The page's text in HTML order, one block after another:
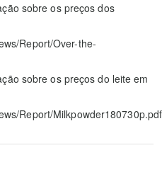
sobre os preços dos
Report/Over-the-
sobre os preços do leite em
Report/Milkpowder180730p.pdf